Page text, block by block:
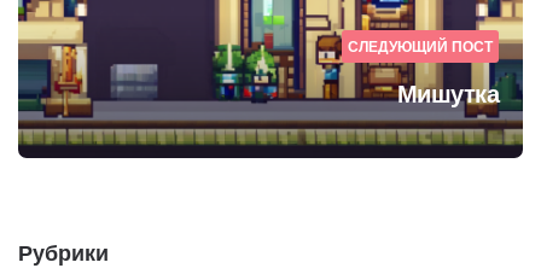
СЛЕДУЮЩИЙ ПОСТ
Мишутка
Рубрики